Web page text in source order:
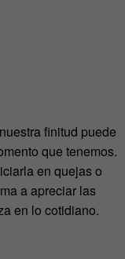
finitud puede
que tenemos.
en quejas o
a apreciar las
en lo cotidiano.